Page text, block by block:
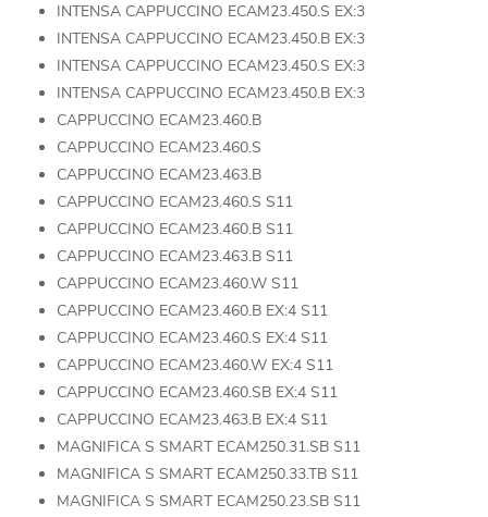
INTENSA CAPPUCCINO ECAM23.450.S EX:3
INTENSA CAPPUCCINO ECAM23.450.B EX:3
INTENSA CAPPUCCINO ECAM23.450.S EX:3
INTENSA CAPPUCCINO ECAM23.450.B EX:3
CAPPUCCINO ECAM23.460.B
CAPPUCCINO ECAM23.460.S
CAPPUCCINO ECAM23.463.B
CAPPUCCINO ECAM23.460.S S11
CAPPUCCINO ECAM23.460.B S11
CAPPUCCINO ECAM23.463.B S11
CAPPUCCINO ECAM23.460.W S11
CAPPUCCINO ECAM23.460.B EX:4 S11
CAPPUCCINO ECAM23.460.S EX:4 S11
CAPPUCCINO ECAM23.460.W EX:4 S11
CAPPUCCINO ECAM23.460.SB EX:4 S11
CAPPUCCINO ECAM23.463.B EX:4 S11
MAGNIFICA S SMART ECAM250.31.SB S11
MAGNIFICA S SMART ECAM250.33.TB S11
MAGNIFICA S SMART ECAM250.23.SB S11